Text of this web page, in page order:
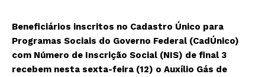
Beneficiários inscritos no Cadastro Único para
Programas Sociais do Governo Federal (CadÚnico)
com Número de Inscrição Social (NIS) de final 3
recebem nesta sexta-feira (12) o Auxílio Gás de